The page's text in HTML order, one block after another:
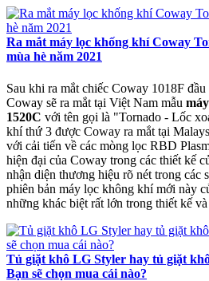
Ra mắt máy lọc khống khí Coway
mùa hè năm 2021
Sau khi ra mắt chiếc Coway 1018F
Coway sẽ ra mắt tại Việt Nam mẫu
1520C với tên gọi là "Tornado - Lốc
khí thứ 3 được Coway ra mắt tại
với cải tiến về các mòng lọc RBD
hiện đại của Coway trong các thiết kế
nhận diện thương hiệu rõ nét trong các
phiên bản máy lọc không khí mới này
những khác biệt rất lớn trong thiết kế
Tủ giặt khô LG Styler hay tủ giặt
Bạn sẽ chọn mua cái nào?